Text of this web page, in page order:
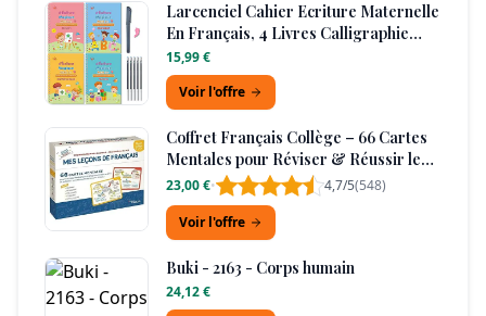
Larcenciel Cahier Ecriture Maternelle
En Français, 4 Livres Calligraphie
Enfant Magique + 1 Stylo + 5
Recharges +1 Grip, Cahier De
Vacances CP Vers CE1 CE2, Guide
15,99 €
Voir l'offre
Coffret Français Collège – 66 Cartes
Mentales pour Réviser & Réussir le
Brevet
23,00 €• 4,7/5(548)
Voir l'offre
Buki - 2163 - Corps humain
24,12 €